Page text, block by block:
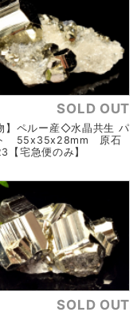
SOLD OUT
】ペルー産◇水晶共生 パ
55x35x28mm 原石
【宅急便のみ】
SOLD OUT